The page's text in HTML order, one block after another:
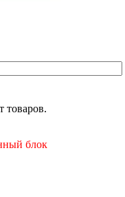
товаров.
блок